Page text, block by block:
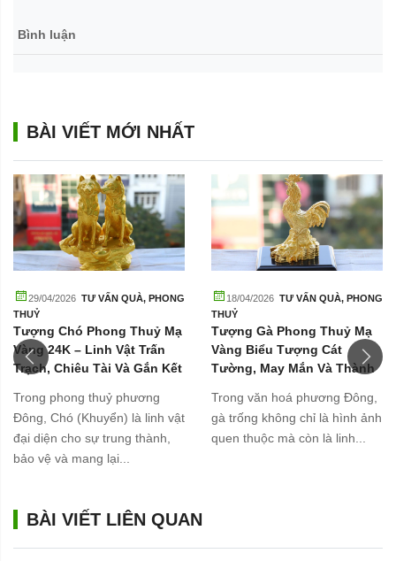
Bình luận
BÀI VIẾT MỚI NHẤT
29/04/2026 TƯ VẤN QUÀ, PHONG
THUỶ
Tượng Chó Phong Thuỷ Mạ
Vàng 24K – Linh Vật Trấn
Trạch, Chiêu Tài Và Gắn Kết
Trong phong thuỷ phương
Đông, Chó (Khuyển) là linh vật
đại diện cho sự trung thành,
bảo vệ và mang lại...
18/04/2026 TƯ VẤN QUÀ, PHONG
THUỶ
Tượng Gà Phong Thuỷ Mạ
Vàng Biểu Tượng Cát
Tường, May Mắn Và Thành
Trong văn hoá phương Đông,
gà trống không chỉ là hình ảnh
quen thuộc mà còn là linh...
BÀI VIẾT LIÊN QUAN